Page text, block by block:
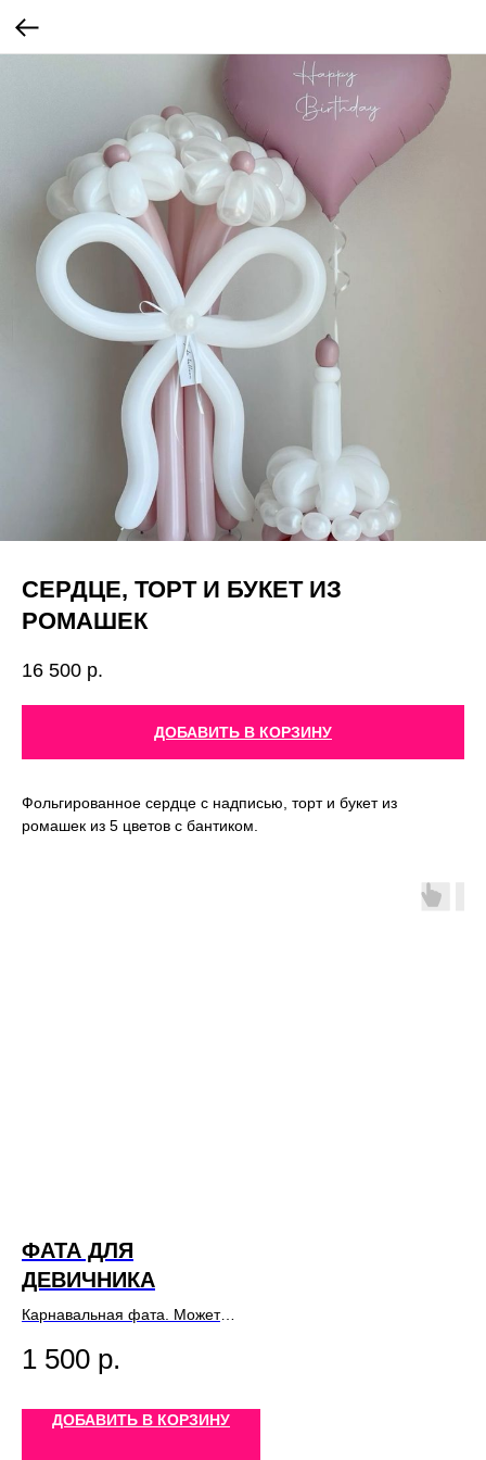
СЕРДЦЕ, ТОРТ И БУКЕТ ИЗ
РОМАШЕК
16 500 р.
ДОБАВИТЬ В КОРЗИНУ
Фольгированное сердце с надписью, торт и букет из
ромашек из 5 цветов с бантиком.
ФАТА ДЛЯ
ДЕВИЧНИКА
Карнавальная фата. Может
другими карнавальными
самостоятельно. Фата для
девичника.
1 500 р.
ДОБАВИТЬ В КОРЗИНУ